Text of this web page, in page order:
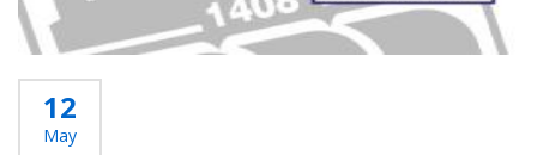
12
May